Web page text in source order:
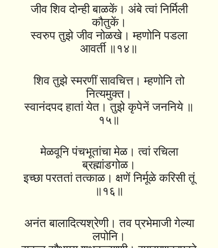
जीव शिव दोन्ही बाळकें। अंबे त्वां निर्मिली
कौतुकें।
स्वरुप तुझे जीव नोळखे। म्हणोनि पडला
आवर्ती ॥१४॥
शिव तुझे स्मरणीं सावचित्त। म्हणोनि तो
नित्यमुक्त।
स्वानंदपद हातां येत। तुझे कृपेनें जननिये ॥
१५॥
मेळवूनि पंचभूतांचा मेळ। त्वां रचिला
ब्रह्मांडगोळ।
इच्छा परततां तत्काळ। क्षणें निर्मूळे करिसी तूं
॥१६॥
अनंत बालादित्यश्रेणी। तव प्रभेमाजी गेल्या
लपोनि।